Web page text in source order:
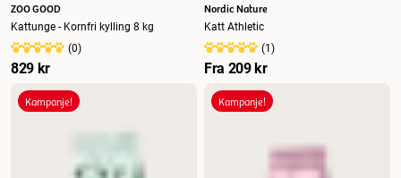
ZOO GOOD
Kattunge - Kornfri kylling 8 kg
(0)
829 kr
Nordic Nature
Katt Athletic
(1)
Fra 209 kr
Kampanje! Kampanje!